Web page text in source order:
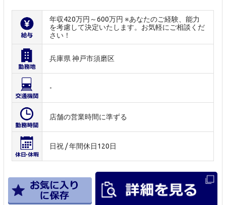
年収420万円～600万円 ※あなたのご経験、能力
を考慮して決定いたします。お気軽にご相談くだ
さい！
兵庫県 神戸市須磨区
-
店舗の営業時間に準ずる
日祝 / 年間休日120日